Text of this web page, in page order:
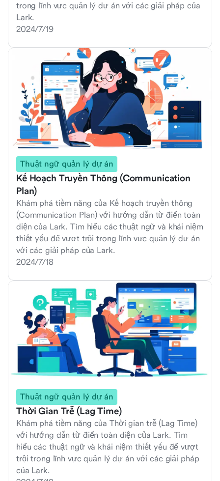
trong lĩnh vực quản lý dự án với các giải pháp của
Lark.
2024/7/19
Thuật ngữ quản lý dự án
Kế Hoạch Truyền Thông (Communication
Plan)
Khám phá tiềm năng của Kế hoạch truyền thông
(Communication Plan) với hướng dẫn từ điển toàn
diện của Lark. Tìm hiểu các thuật ngữ và khái niệm
thiết yếu để vượt trội trong lĩnh vực quản lý dự án
với các giải pháp của Lark.
2024/7/18
Thuật ngữ quản lý dự án
Thời Gian Trễ (Lag Time)
Khám phá tiềm năng của Thời gian trễ (Lag Time)
với hướng dẫn từ điển toàn diện của Lark. Tìm
hiểu các thuật ngữ và khái niệm thiết yếu để vượt
trội trong lĩnh vực quản lý dự án với các giải pháp
của Lark.